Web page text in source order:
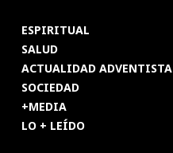
ESPIRITUAL
SALUD
ACTUALIDAD ADVENTISTA
SOCIEDAD
+MEDIA
LO + LEÍDO